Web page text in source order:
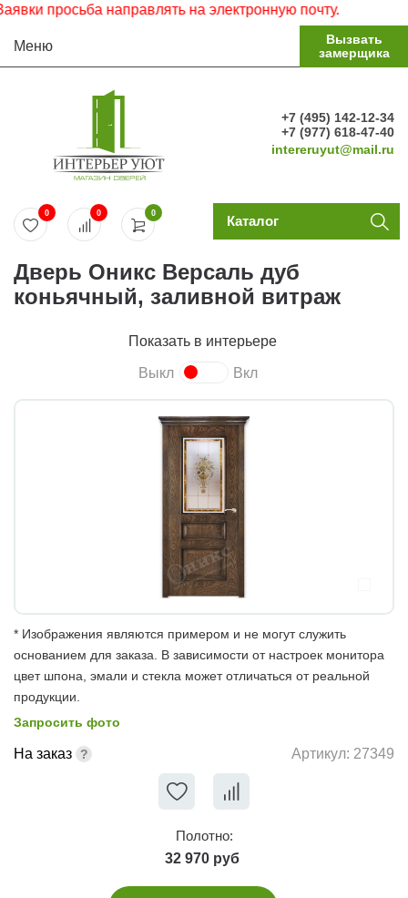
просьба направлять на электронную почту.
Меню
Вызвать
замерщика
+7 (495) 142-12-34
+7 (977) 618-47-40
intereruyut@mail.ru
0
0 0 Каталог
Дверь Оникс Версаль дуб
коньячный, заливной витраж
Показать в интерьере
Выкл Вкл
* Изображения являются примером и не могут служить
основанием для заказа. В зависимости от настроек монитора
цвет шпона, эмали и стекла может отличаться от реальной
продукции.
Запросить фото
На заказ Артикул: 27349
Полотно:
32 970 руб